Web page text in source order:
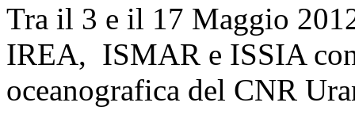
Tra il 3 e il 17 Maggio
IREA, ISMAR e ISSIA
oceanografica del CNR